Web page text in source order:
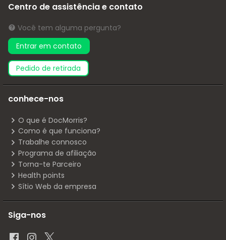
Centro de assistência e contato
Você tem alguma pergunta?
Entrar em contato
pedido de retirada
conhece-nos
O que é DocMorris?
Como é que funciona?
Trabalhe connosco
Programa de afiliação
Torna-te Parceiro
Health points
Sítio Web da empresa
Siga-nos